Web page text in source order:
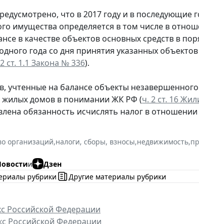
что в 2017 году и в последующие
имущества определяется в том числе в
в качестве объектов основных средств в
года со дня принятия указанных
ст. 1.1 Закона № 336).
учтенные на балансе объекты
жилых домов в понимании ЖК РФ (ч. 2 ст. 16
обязанность исчислять налог в
организаций,налоги, сборы, взносы,недвижимость,
и
Дзен
рубрики
Другие материалы рубрики
Российской Федерации
Российской Федерации